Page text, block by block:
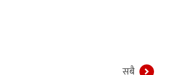
सबै